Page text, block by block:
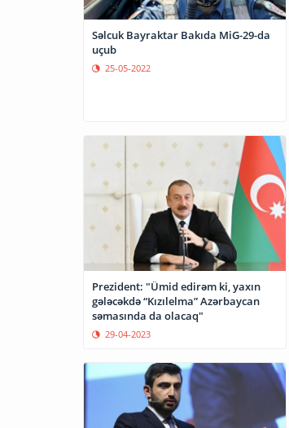
Səlcuk Bayraktar Bakıda MiG-29-da
uçub
25-05-2022
Prezident: "Ümid edirəm ki, yaxın
gələcəkdə “Kızılelma” Azərbaycan
səmasında da olacaq"
29-04-2023